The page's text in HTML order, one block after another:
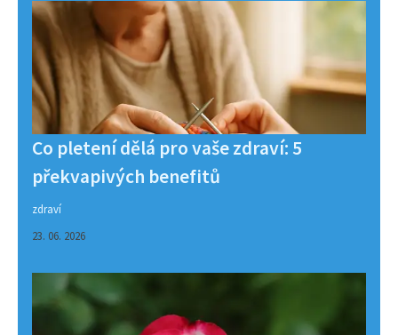
Co pletení dělá pro vaše zdraví: 5
překvapivých benefitů
zdraví
23. 06. 2026